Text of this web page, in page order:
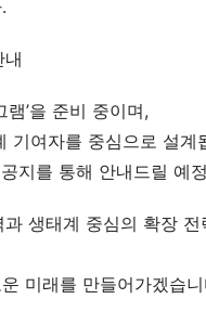
’을 준비 중이며,
기여자를 중심으로 설계
지를 통해 안내드릴 예
생태계 중심의 확장
미래를 만들어가겠습니